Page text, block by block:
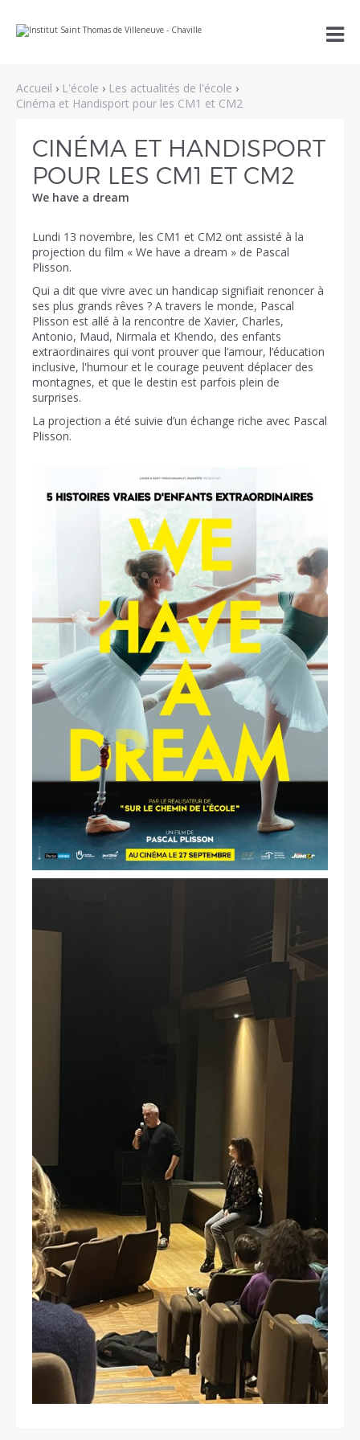
au
la
navigation
personnels

Accueil › L'école › Les actualités de l'école ›
Cinéma et Handisport pour les CM1 et CM2
CINÉMA ET HANDISPORT
POUR LES CM1 ET CM2
We have a dream
Lundi 13 novembre, les CM1 et CM2 ont assisté à la
projection du film « We have a dream » de Pascal
Plisson.
Qui a dit que vivre avec un handicap signifiait renoncer à
ses plus grands rêves ? A travers le monde, Pascal
Plisson est allé à la rencontre de Xavier, Charles,
Antonio, Maud, Nirmala et Khendo, des enfants
extraordinaires qui vont prouver que l’amour, l’éducation
inclusive, l'humour et le courage peuvent déplacer des
montagnes, et que le destin est parfois plein de
surprises.
La projection a été suivie d’un échange riche avec Pascal
Plisson.